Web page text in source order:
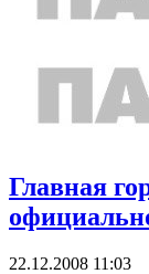
Главная
22.12.2008 11:03